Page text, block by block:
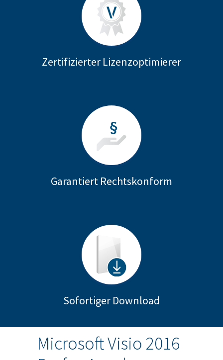
Zertifizierter Lizenzoptimierer
Garantiert Rechtskonform
Sofortiger Download
Microsoft Visio 2016